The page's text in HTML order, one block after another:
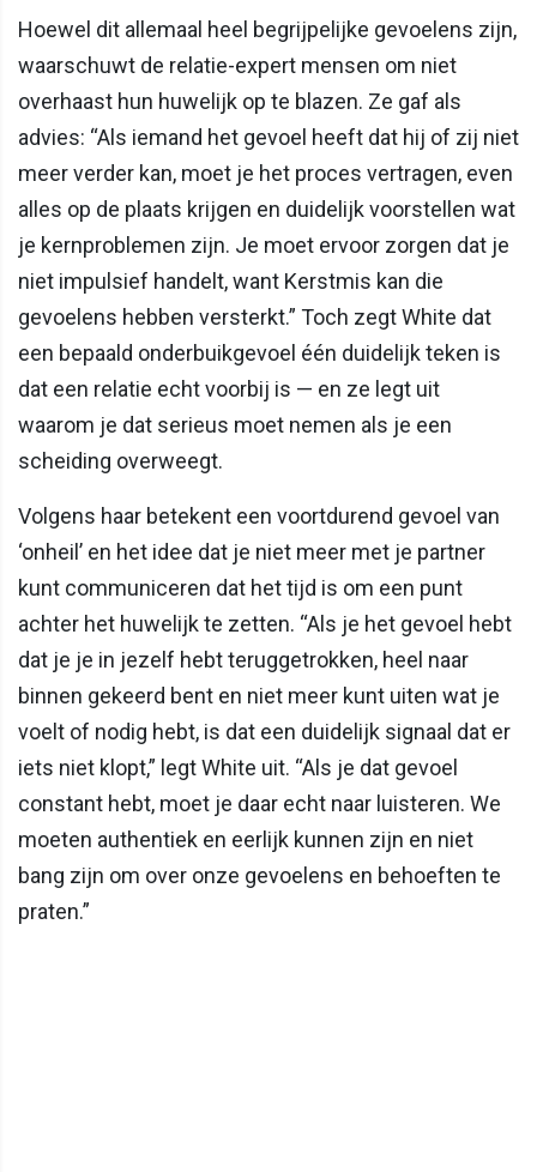
Hoewel dit allemaal heel begrijpelijke gevoelens zijn,
waarschuwt de relatie-expert mensen om niet
overhaast hun huwelijk op te blazen. Ze gaf als
advies: “Als iemand het gevoel heeft dat hij of zij niet
meer verder kan, moet je het proces vertragen, even
alles op de plaats krijgen en duidelijk voorstellen wat
je kernproblemen zijn. Je moet ervoor zorgen dat je
niet impulsief handelt, want Kerstmis kan die
gevoelens hebben versterkt.” Toch zegt White dat
een bepaald onderbuikgevoel één duidelijk teken is
dat een relatie echt voorbij is — en ze legt uit
waarom je dat serieus moet nemen als je een
scheiding overweegt.
Volgens haar betekent een voortdurend gevoel van
‘onheil’ en het idee dat je niet meer met je partner
kunt communiceren dat het tijd is om een punt
achter het huwelijk te zetten. “Als je het gevoel hebt
dat je je in jezelf hebt teruggetrokken, heel naar
binnen gekeerd bent en niet meer kunt uiten wat je
voelt of nodig hebt, is dat een duidelijk signaal dat er
iets niet klopt,” legt White uit. “Als je dat gevoel
constant hebt, moet je daar echt naar luisteren. We
moeten authentiek en eerlijk kunnen zijn en niet
bang zijn om over onze gevoelens en behoeften te
praten.”